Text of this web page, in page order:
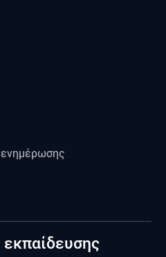
ενημέρωσης
εκπαίδευσης